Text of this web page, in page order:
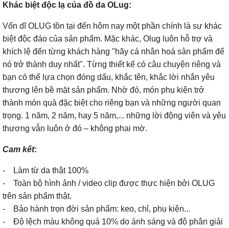
Khác biệt độc lạ của đồ da OLug:
Vốn dĩ OLUG tồn tại đến hôm nay một phần chính là sự khác
biệt độc đáo của sản phẩm. Mặc khác, Olug luôn hỗ trợ và
khích lệ đến từng khách hàng "hãy cá nhân hoá sản phẩm để
nó trở thành duy nhất". Từng thiết kế có câu chuyện riêng và
bạn có thể lựa chọn đóng dấu, khắc tên, khắc lời nhắn yêu
thương lên bề mặt sản phẩm. Nhờ đó, món phụ kiện trở
thành món quà đặc biệt cho riêng bạn và những người quan
trọng. 1 năm, 2 năm, hay 5 năm,... những lời động viên và yêu
thương vẫn luôn ở đó – không phai mờ.
Cam kết:
- Làm từ da thật 100%
- Toàn bộ hình ảnh / video clip được thực hiện bởi OLUG
trên sản phẩm thật.
- Bảo hành trọn đời sản phẩm: keo, chỉ, phụ kiện...
- Độ lệch màu không quá 10% do ánh sáng và độ phân giải